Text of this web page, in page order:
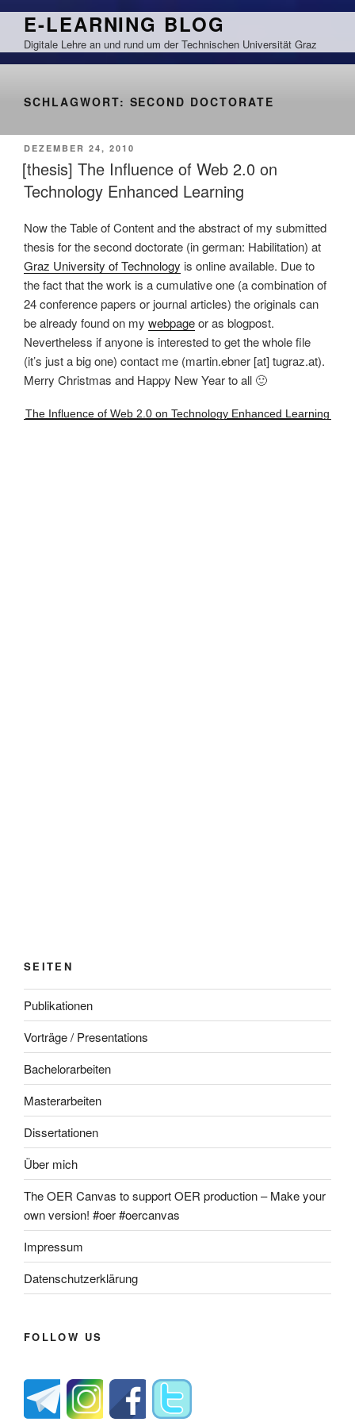
Zum
springen
E-LEARNING BLOG
Digitale Lehre an und rund um der Technischen Universität Graz
SCHLAGWORT: SECOND DOCTORATE
VERÖFFENTLICHT
AM
DEZEMBER 24, 2010
[thesis] The Influence of Web 2.0 on
Technology Enhanced Learning
Now the Table of Content and the abstract of my submitted
thesis for the second doctorate (in german: Habilitation) at
Graz University of Technology is online available. Due to
the fact that the work is a cumulative one (a combination of
24 conference papers or journal articles) the originals can
be already found on my webpageor as blogpost.
Nevertheless if anyone is interested to get the whole file
(it’s just a big one) contact me (martin.ebner [at] tugraz.at).
Merry Christmas and Happy New Year to all 🙂
The Influence of Web 2.0 on Technology Enhanced Learning
SEITEN
Publikationen
Vorträge / Presentations
Bachelorarbeiten
Masterarbeiten
Dissertationen
Über mich
The OER Canvas to support OER production – Make your
own version! #oer #oercanvas
Impressum
Datenschutzerklärung
FOLLOW US